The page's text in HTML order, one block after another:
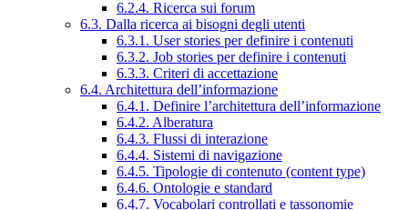
6.2.4. Ricerca sui forum
6.3. Dalla ricerca ai bisogni degli utenti
6.3.1. User stories per definire i contenuti
6.3.2. Job stories per definire i contenuti
6.3.3. Criteri di accettazione
6.4. Architettura dell’informazione
6.4.1. Definire l’architettura dell’informazione
6.4.2. Alberatura
6.4.3. Flussi di interazione
6.4.4. Sistemi di navigazione
6.4.5. Tipologie di contenuto (content type)
6.4.6. Ontologie e standard
6.4.7. Vocabolari controllati e tassonomie